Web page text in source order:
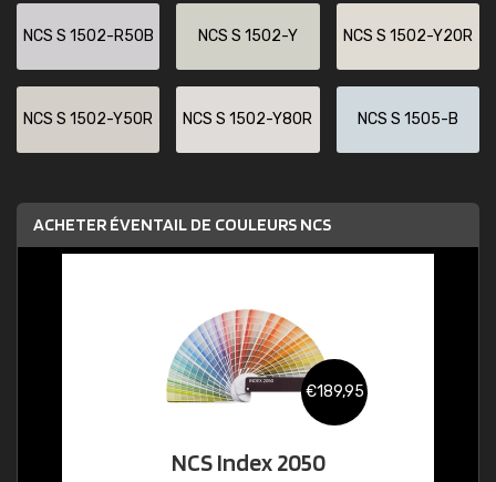
NCS S 1502-R50B NCS S 1502-Y NCS S 1502-Y20R
NCS S 1502-Y50R NCS S 1502-Y80R NCS S 1505-B
ACHETER ÉVENTAIL DE COULEURS NCS
€189,95
NCS Index 2050